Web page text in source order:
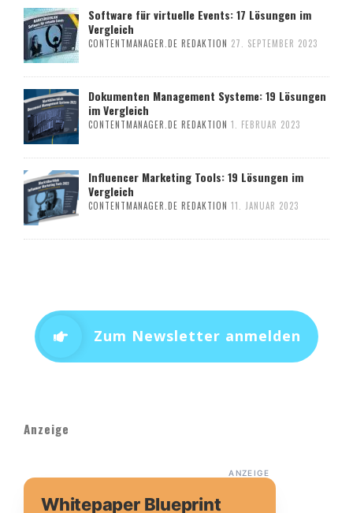
Software für virtuelle Events: 17 Lösungen im
Vergleich
CONTENTMANAGER.DE REDAKTION 27. SEPTEMBER 2023
Dokumenten Management Systeme: 19 Lösungen
im Vergleich
CONTENTMANAGER.DE REDAKTION 1. FEBRUAR 2023
Influencer Marketing Tools: 19 Lösungen im
Vergleich
CONTENTMANAGER.DE REDAKTION 11. JANUAR 2023
Zum Newsletter anmelden
Anzeige